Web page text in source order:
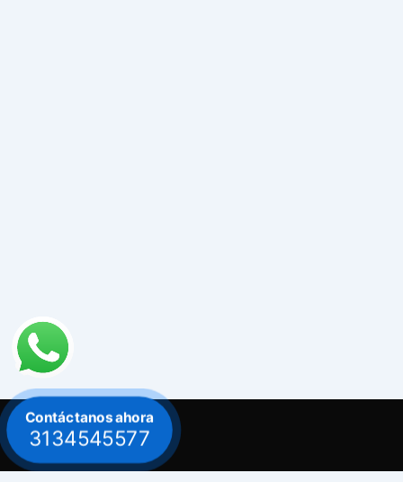
Contáctanos ahora
3134545577